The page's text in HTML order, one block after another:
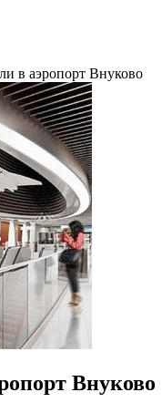
в аэропорт Внуково
Внуково